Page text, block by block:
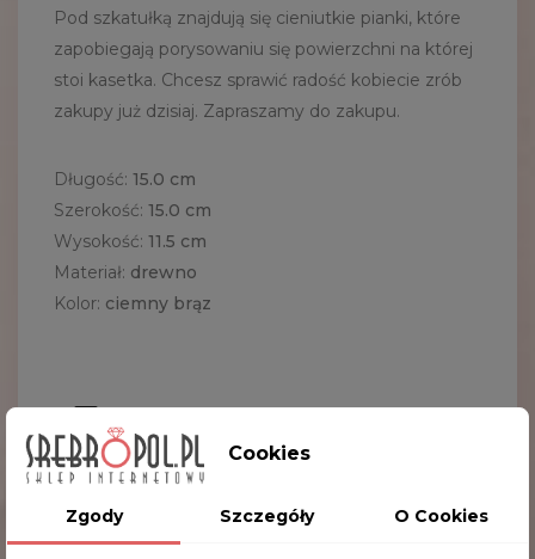
Pod szkatułką znajdują się cieniutkie pianki, które
zapobiegają porysowaniu się powierzchni na której
stoi kasetka. Chcesz sprawić radość kobiecie zrób
zakupy już dzisiaj. Zapraszamy do zakupu.
Długość: 15.0 cm
Szerokość: 15.0 cm
Wysokość: 11.5 cm
Materiał: drewno
Kolor: ciemny brąz
Cookies
Zgody Szczegóły O Cookies